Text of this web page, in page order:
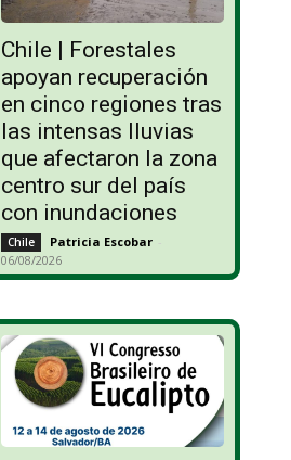
Chile | Forestales
apoyan recuperación
en cinco regiones tras
las intensas lluvias
que afectaron la zona
centro sur del país
con inundaciones
Chile Patricia Escobar -
06/08/2026